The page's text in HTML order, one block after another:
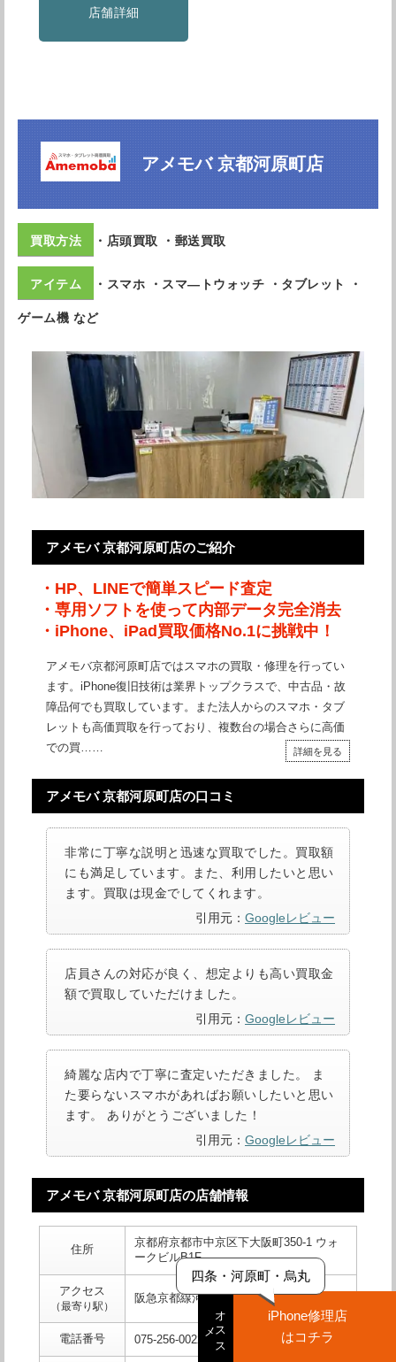
店舗詳細
アメモバ 京都河原町店
・店頭買取 ・郵送買取
・スマホ ・スマ―トウォッチ ・タブレット ・
ゲーム機 など
アメモバ 京都河原町店のご紹介
・HP、LINEで簡単スピード査定
・専用ソフトを使って内部データ完全消去
・iPhone、iPad買取価格No.1に挑戦中！
アメモバ京都河原町店ではスマホの買取・修理を行ってい
ます。iPhone復旧技術は業界トップクラスで、中古品・故
障品何でも買取しています。また法人からのスマホ・タブ
レットも高価買取を行っており、複数台の場合さらに高価
での買……
詳細を見る
アメモバ 京都河原町店の口コミ
非常に丁寧な説明と迅速な買取でした。買取額
にも満足しています。また、利用したいと思い
ます。買取は現金でしてくれます。
引用元： Googleレビュー
店員さんの対応が良く、想定よりも高い買取金
額で買取していただけました。
引用元： Googleレビュー
綺麗な店内で丁寧に査定いただきました。 ま
た要らないスマホがあればお願いしたいと思い
ます。 ありがとうございました！
引用元： Googleレビュー
アメモバ 京都河原町店の店舗情報
住所
京都府京都市中京区下大阪町350-1 ウォ
ークビルB1F
アクセス
（最寄り駅）
阪急京都線河原町駅から徒歩3分
電話番号 075-256-0022
四条・河原町・烏丸
オ
スス
メ
iPhone修理店
はコチラ